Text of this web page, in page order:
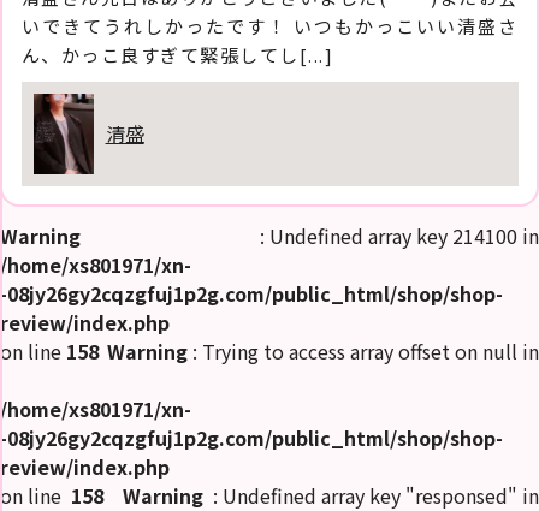
いできてうれしかったです！ いつもかっこいい清盛さ
ん、かっこ良すぎて緊張してし[...]
清盛
Warning
: Undefined array key 214100 in
/home/xs801971/xn-
-08jy26gy2cqzgfuj1p2g.com/public_html/shop/shop-
review/index.php
on line 158 Warning : Trying to access array offset on null in
/home/xs801971/xn-
-08jy26gy2cqzgfuj1p2g.com/public_html/shop/shop-
review/index.php
on line 158 Warning : Undefined array key "responsed" in